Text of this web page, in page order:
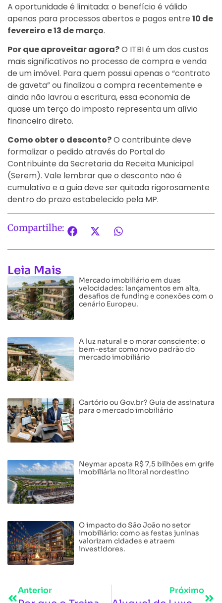
A oportunidade é limitada: o benefício é válido
apenas para processos abertos e pagos entre 10 de
fevereiro e 13 de março.
Por que aproveitar agora?O ITBI é um dos custos
mais significativos no processo de compra e venda
de um imóvel. Para quem possui apenas o “contrato
de gaveta” ou finalizou a compra recentemente e
ainda não lavrou a escritura, essa economia de
quase um terço do imposto representa um alívio
financeiro direto.
Como obter o desconto?O contribuinte deve
formalizar o pedido através do Portal do
Contribuinte da Secretaria da Receita Municipal
(Serem). Vale lembrar que o desconto não é
cumulativo e a guia deve ser quitada rigorosamente
dentro do prazo estabelecido pela MP.
Compartilhe:
Leia Mais
Mercado imobiliário em duas
velocidades: lançamentos em alta,
desafios de funding e conexões com o
cenário Europeu.
A luz natural e o morar consciente: o
bem-estar como novo padrão do
mercado imobiliário
Cartório ou Gov.br? Guia de assinatura
para o mercado imobiliário
Neymar aposta R$ 7,5 bilhões em grife
imobiliária no litoral nordestino
O impacto do São João no setor
imobiliário: como as festas juninas
valorizam cidades e atraem
investidores.
Anterior Próximo